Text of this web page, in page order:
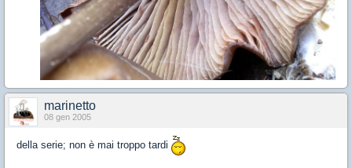
marinetto
08 gen 2005
della serie; non è mai troppo tardi